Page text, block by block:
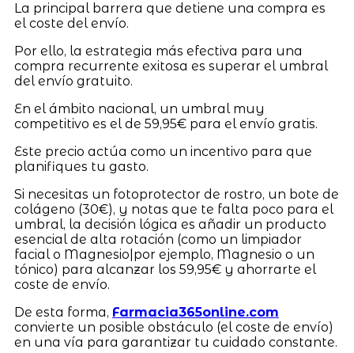
La principal barrera que detiene una compra es
el coste del envío.
Por ello, la estrategia más efectiva para una
compra recurrente exitosa es superar el umbral
del envío gratuito.
En el ámbito nacional, un umbral muy
competitivo es el de 59,95€ para el envío gratis.
Este precio actúa como un incentivo para que
planifiques tu gasto.
Si necesitas un fotoprotector de rostro, un bote de
colágeno (30€), y notas que te falta poco para el
umbral, la decisión lógica es añadir un producto
esencial de alta rotación (como un limpiador
facial o Magnesio|por ejemplo, Magnesio o un
tónico) para alcanzar los 59,95€ y ahorrarte el
coste de envío.
De esta forma, Farmacia365online.com
convierte un posible obstáculo (el coste de envío)
en una vía para garantizar tu cuidado constante.